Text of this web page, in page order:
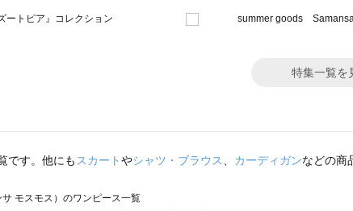
特集一覧を
です。他にもスカートやシャツ・ブラウス、 カーディガンなどの商
モスモス）のワンピース一覧